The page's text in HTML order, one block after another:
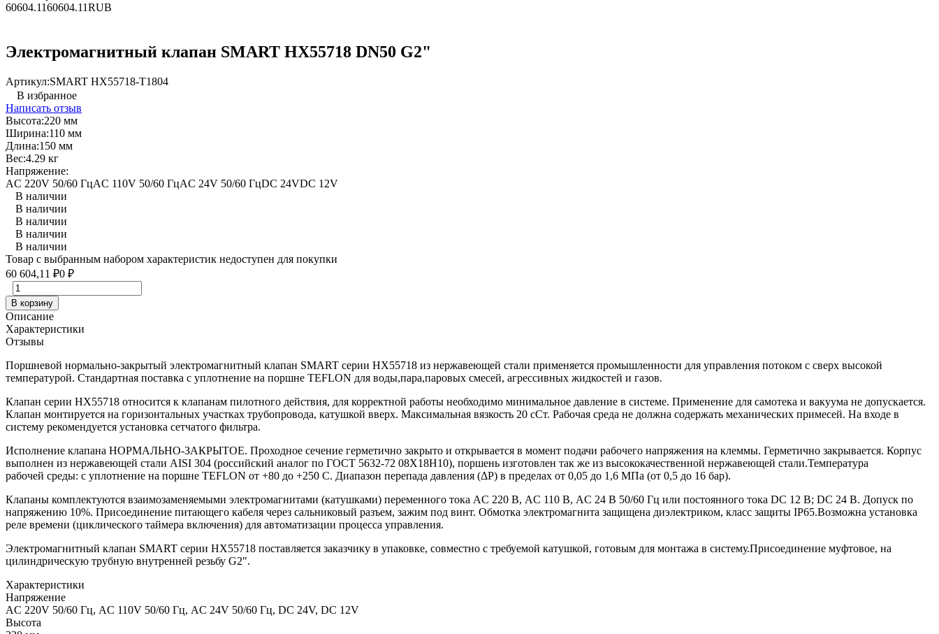
60604.1160604.11RUB
Электромагнитный клапан SMART HX55718 DN50 G2"
Артикул:SMART HX55718-T1804
В избранное
Написать отзыв
Высота:220 мм
Ширина:110 мм
Длина:150 мм
Вес:4.29 кг
Напряжение:
AC 220V 50/60 ГцAC 110V 50/60 ГцAC 24V 50/60 ГцDC 24VDC 12V
В наличии
В наличии
В наличии
В наличии
В наличии
Товар с выбранным набором характеристик недоступен для покупки
60 604,11 ₽0 ₽
В корзину
Описание
Характеристики
Отзывы
Поршневой нормально-закрытый электромагнитный клапан SMART серии HX55718 из нержавеющей стали применяется промышленности для управления потоком c сверх высокой
температурой. Стандартная поставка с уплотнение на поршне TEFLON для воды,пара,паровых смесей, агрессивных жидкостей и газов.
Клапан серии HX55718 относится к клапанам пилотного действия, для корректной работы необходимо минимальное давление в системе. Применение для самотека и вакуума не допускается.
Клапан монтируется на горизонтальных участках трубопровода, катушкой вверх. Максимальная вязкость 20 сСт. Рабочая среда не должна содержать механических примесей. На входе в
систему рекомендуется установка сетчатого фильтра.
Исполнение клапана НОРМАЛЬНО-ЗАКРЫТОЕ. Проходное сечение герметично закрыто и открывается в момент подачи рабочего напряжения на клеммы. Герметично закрывается. Корпус
выполнен из нержавеющей стали AISI 304 (российский аналог по ГОСТ 5632-72 08Х18Н10), поршень изготовлен так же из высококачественной нержавеющей стали.Температура
рабочей среды: с уплотнение на поршне TEFLON от +80 до +250 С. Диапазон перепада давления (ΔP) в пределах от 0,05 до 1,6 МПа (от 0,5 до 16 бар).
Клапаны комплектуются взаимозаменяемыми электромагнитами (катушками) переменного тока AC 220 В, AC 110 В, AC 24 В 50/60 Гц или постоянного тока DC 12 В; DC 24 В. Допуск по
напряжению 10%. Присоединение питающего кабеля через сальниковый разъем, зажим под винт. Обмотка электромагнита защищена диэлектриком, класс защиты IP65.Возможна установка
реле времени (циклического таймера включения) для автоматизации процесса управления.
Электромагнитный клапан SMART серии HX55718 поставляется заказчику в упаковке, совместно с требуемой катушкой, готовым для монтажа в систему.Присоединение муфтовое, на
цилиндрическую трубную внутренней резьбу G2".
Характеристики
Напряжение
AC 220V 50/60 Гц, AC 110V 50/60 Гц, AC 24V 50/60 Гц, DC 24V, DC 12V
Высота